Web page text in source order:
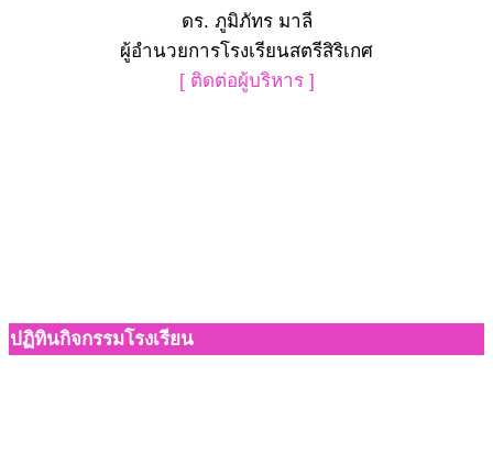
ดร. ภูมิภัทร มาลี
ผู้อำนวยการโรงเรียนสตรีสิริเกศ
[ ติดต่อผู้บริหาร ]
ปฏิทินกิจกรรมโรงเรียน